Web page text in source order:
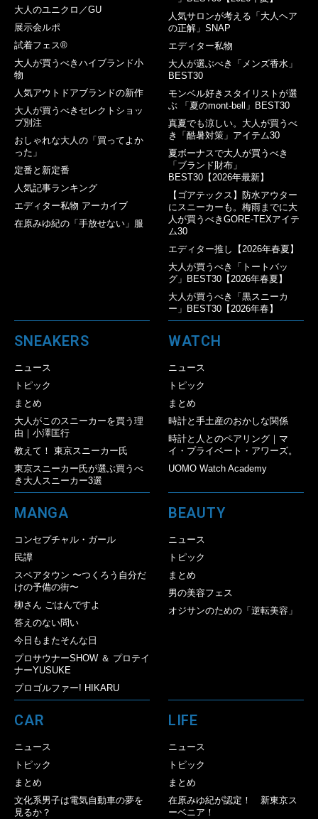
大人のユニクロ／GU
展示会ルポ
試着フェス®︎
大人が買うべきハイブランド小
物
人気アウトドアブランドの新作
大人が買うべきセレクトショッ
プ別注
おしゃれな大人の「買ってよか
った」
定番と新定番
人気記事ランキング
エディター私物 アーカイブ
在原みゆ紀の「手放せない」服
人気サロンが考える「大人ヘア
の正解」SNAP
エディター私物
大人が選ぶべき「メンズ香水」
BEST30
モンベル好きスタイリストが選
ぶ 「夏のmont-bell」BEST30
真夏でも涼しい。大人が買うべ
き「酷暑対策」アイテム30
夏ボーナスで大人が買うべき
「ブランド財布」
BEST30【2026年最新】
【ゴアテックス】防水アウター
にスニーカーも。梅雨までに大
人が買うべきGORE-TEXアイテ
ム30
エディター推し【2026年春夏】
大人が買うべき「トートバッ
グ」BEST30【2026年春夏】
大人が買うべき「黒スニーカ
ー」BEST30【2026年春】
SNEAKERS
ニュース
トピック
まとめ
大人がこのスニーカーを買う理
由｜小澤匡行
教えて！ 東京スニーカー氏
東京スニーカー氏が選ぶ買うべ
き大人スニーカー3選
WATCH
ニュース
トピック
まとめ
時計と手土産のおかしな関係
時計と人とのペアリング｜マ
イ・プライベート・アワーズ。
UOMO Watch Academy
MANGA
コンセプチャル・ガール
民譚
スペアタウン 〜つくろう自分だ
けの予備の街〜
柳さん ごはんですよ
答えのない問い
今日もまたそんな日
プロサウナーSHOW ＆ プロテイ
ナーYUSUKE
プロゴルファー! HIKARU
BEAUTY
ニュース
トピック
まとめ
男の美容フェス
オジサンのための「逆転美容」
CAR
ニュース
トピック
まとめ
文化系男子は電気自動車の夢を
見るか？
LIFE
ニュース
トピック
まとめ
在原みゆ紀が認定！ 新東京ス
ーベニア！